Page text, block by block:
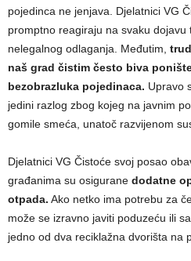
pojedinca ne jenjava. Djelatnici VG
promptno reagiraju na svaku
nelegalnog odlaganja. Međutim,
naš grad čistim često biva
bezobrazluka pojedinaca. Upravo
jedini razlog zbog kojeg na javnim
gomile smeća, unatoč razvijenom
Djelatnici VG Čistoće svoj posao
građanima su osigurane dodatne
otpada. Ako netko ima potrebu za
može se izravno javiti poduzeću ili
jedno od dva reciklažna dvorišta na